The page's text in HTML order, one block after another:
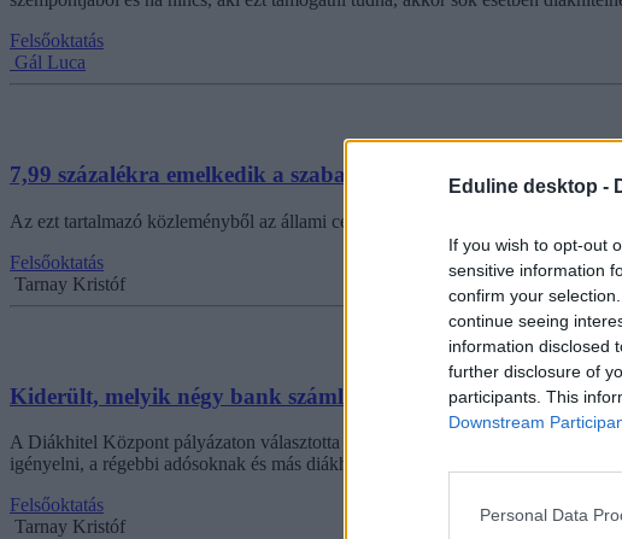
Eduline desktop -
If you wish to opt-out
sensitive information
confirm your
continue seeing
information disclosed
further disclosure of
participants. This
Downstream
Personal Data
Felsőoktatás
Gál Luca
7,99 százalékra emelkedik a szabad felhasználású diákhitel
Az ezt tartalmazó közleményből az állami cég weboldaláról épp a lényeg maradt
Felsőoktatás
Tarnay Kristóf
Kiderült, melyik négy bank számlájára lehet júliustól
A Diákhitel Központ pályázaton választotta ki ezt a négy céget, náluk lesz
igényelni, a régebbi adósoknak és más diákhitel-termékek mellé opcionális.
Felsőoktatás
Tarnay Kristóf